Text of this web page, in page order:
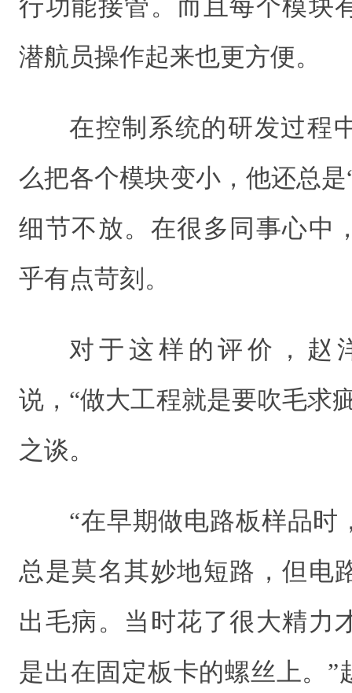
行功能接管。而且每个模块
潜航员操作起来也更方便。
在控制系统的研发过程
么把各个模块变小，他还总
细节不放。在很多同事心中
乎有点苛刻。
对于这样的评价，赵
说，“做大工程就是要吹毛求
之谈。
“在早期做电路板样品时
总是莫名其妙地短路，但电
出毛病。当时花了很大精力
是出在固定板卡的螺丝上。”